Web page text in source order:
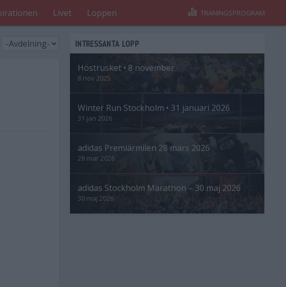
Livet Loppen TRÄNINGSPROGRAM
INTRESSANTA LOPP
Höstrusket • 8 november
8 nov 2025
Winter Run Stockholm • 31 januari 2026
31 jan 2026
adidas Premiärmilen 28 mars 2026
28 mar 2026
adidas Stockholm Marathon – 30 maj 2026
30 maj 2026